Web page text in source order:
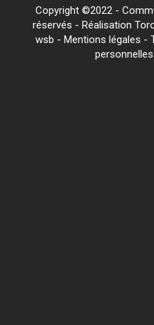
Copyright ©2022 -
réservés - Réalisation
wsb - Mentions légales -
personnelles